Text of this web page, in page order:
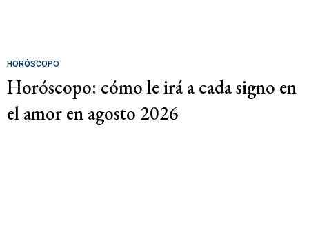
HORÓSCOPO
Horóscopo: cómo le irá a cada signo en
el amor en agosto 2026